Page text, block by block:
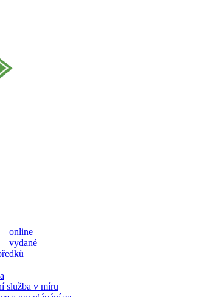
online
vydané
služba v míru